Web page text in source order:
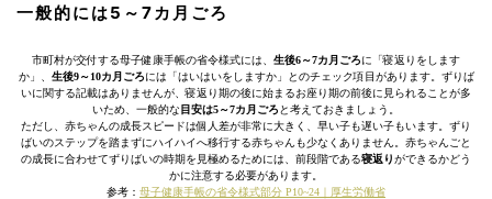
一般的には5～7カ月ごろ
市町村が交付する母子健康手帳の省令様式には、 生後6～7カ月ごろに「寝返りをします
か」、 生後9～10カ月ごろには「はいはいをしますか」とのチェック項目があります。ずりば
いに関する記載はありませんが、寝返り期の後に始まるお座り期の前後に見られることが多
いため、一般的な 目安は5～7カ月ごろ と考えておきましょう。
ただし、赤ちゃんの成長スピードは個人差が非常に大きく、早い子も遅い子もいます。ずり
ばいのステップを踏まずにハイハイへ移行する赤ちゃんも少なくありません。赤ちゃんごと
の成長に合わせてずりばいの時期を見極めるためには、前段階である寝返りができるかどう
かに注意する必要があります。
参考： 母子健康手帳の省令様式部分 P10~24｜厚生労働省